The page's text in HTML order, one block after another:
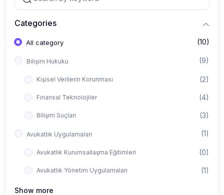
Categories
All category (10)
Bilişim Hukuku (9)
Kişisel Verilerin Korunması (2)
Finansal Teknolojiler (4)
Bilişim Suçları (3)
Avukatlık Uygulamaları (1)
Avukatlık Kurumsallaşma Eğitimleri (0)
Avukatlık Yönetim Uygulamaları (1)
Show more